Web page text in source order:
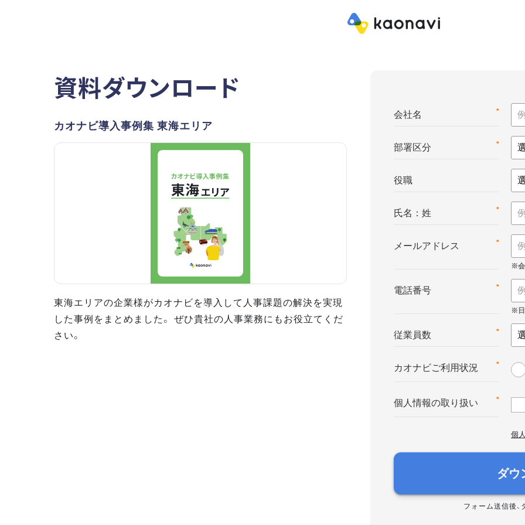
資料ダウンロード
カオナビ導入事例集 東海エリア
東海エリアの企業様がカオナビを導入して人事課題の解決を実現
した事例をまとめました。 ぜひ貴社の人事業務にもお役立てくだ
さい。
*
会社名
*
部署区分
役職
*
氏名：姓
*
メールアドレス
*
電話番号
*
従業員数
*
カオナビご利用状況
*
個人情報の取り扱い
個
ダウ
フォーム送信後